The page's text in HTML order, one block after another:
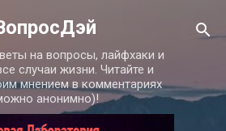
контенту
на вопросы, лайфхаки и
случаи жизни. Читайте и
мнением в комментариях
анонимно)!